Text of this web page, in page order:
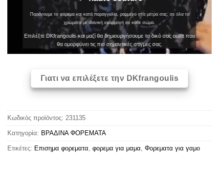
Παράγουμε το φόρεμα και κατά παραγγελία, ραμμένο στα μέτρα σας, σε όλα τα
χρώματα με ιδανική εφαρμογή σε κάθε σώμα.
Επιλέξτε DKfrangoulis και μαζί θα δημιουργήσουμε το δικό σας outfit που
θα ομορφύνει τις πιο σημαντικές στιγμές σας.
Γιατι να επιλέξετε την DKfrangoulis
Κωδικός προϊόντος: 231135
Κατηγορία: ΒΡΑΔΙΝΑ ΦΟΡΕΜΑΤΑ
Ετικέτες: Επισημα φορεματα φορεμα για μαμα Φορεματα για γαμο